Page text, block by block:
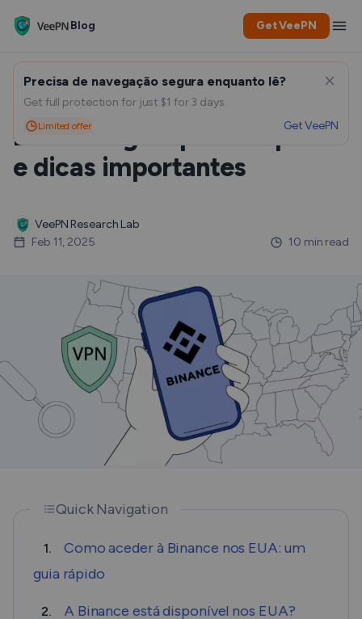
Blog Get VeePN
Como usar a Binance nos
EUA: Um guia passo a passo
e dicas importantes
VeePN Research Lab
Feb 11, 2025
10 min read
Quick Navigation
1.
Como aceder à Binance nos EUA: um
guia rápido
2. A Binance está disponível nos EUA?
Precisa de navegação segura enquanto lê?
Get full protection for just $1 for 3 days.
Limited offer Get VeePN